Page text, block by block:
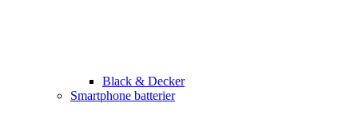
Black & Decker
Smartphone batterier